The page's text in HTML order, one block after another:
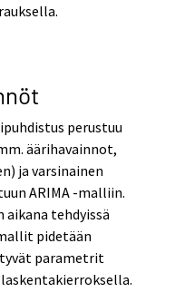
perustuu
äärihavainnot,
ja varsinainen
ARIMA -malliin.
aikana tehdyissä
pidetään
parametrit